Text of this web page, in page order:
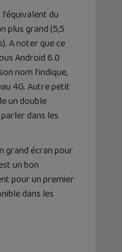
du
plus grand (5,5
A noter que ce
Android 6.0
nom l’indique,
4G. Autre petit
un double
dans les
grand écran pour
un bon
pour un premier
dans les